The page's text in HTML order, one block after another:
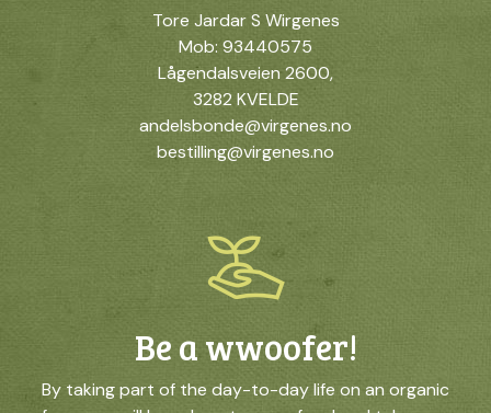
Tore Jardar S Wirgenes
Mob: 93440575
Lågendalsveien 2600,
3282 KVELDE
andelsbonde@virgenes.no
bestilling@virgenes.no
Be a wwoofer!
By taking part of the day-to-day life on an organic